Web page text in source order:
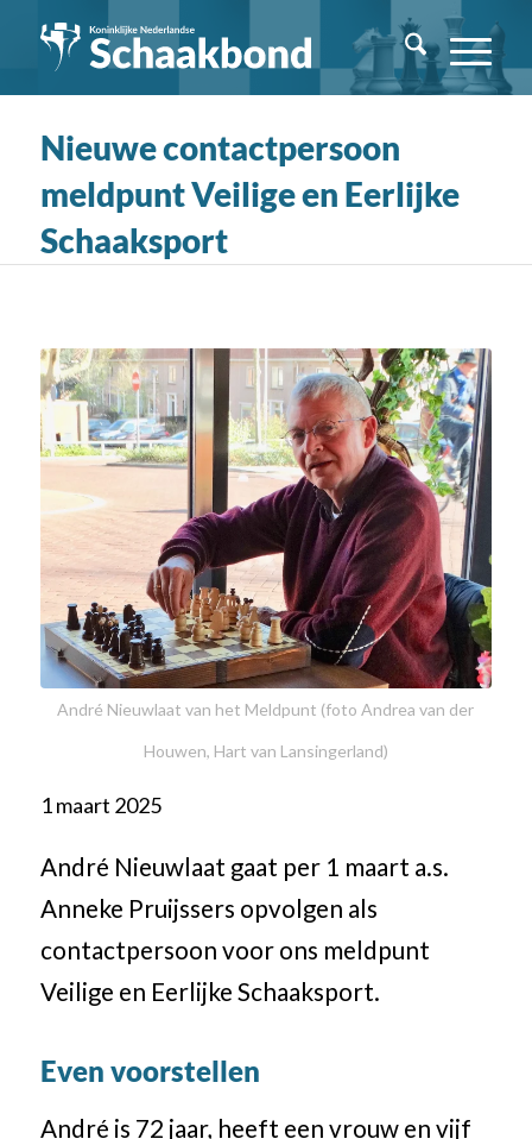
Nieuwe contactpersoon
meldpunt Veilige en Eerlijke
Schaaksport
André Nieuwlaat van het Meldpunt (foto Andrea van der
Houwen, Hart van Lansingerland)
1 maart 2025
André Nieuwlaat gaat per 1 maart a.s.
Anneke Pruijssers opvolgen als
contactpersoon voor ons meldpunt
Veilige en Eerlijke Schaaksport.
Even voorstellen
André is 72 jaar, heeft een vrouw en vijf